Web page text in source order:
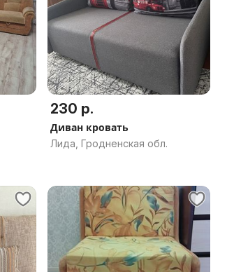
230 р.
Диван кровать
Лида, Гродненская обл.